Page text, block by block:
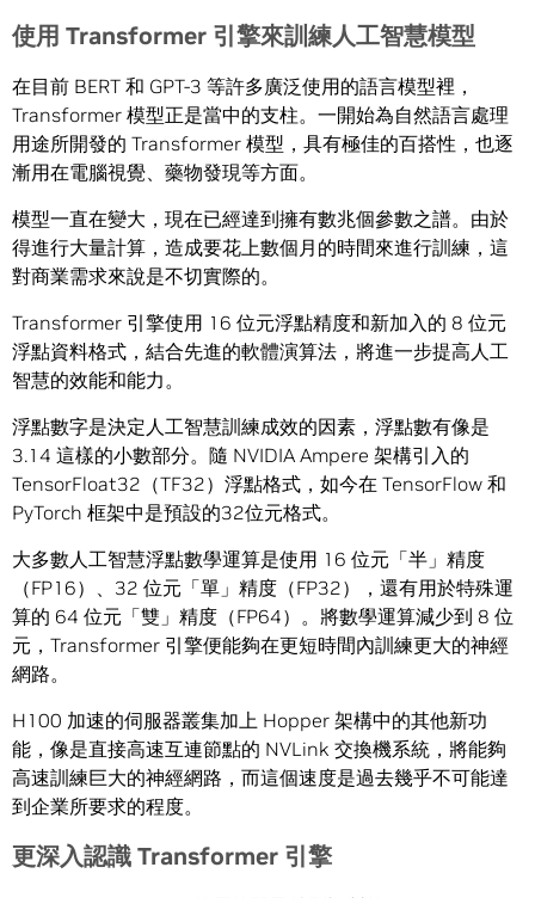
使用 Transformer 引擎來訓練人工智慧模型
在目前 BERT 和 GPT-3 等許多廣泛使用的語言模型裡，
Transformer 模型正是當中的支柱。一開始為自然語言處理
用途所開發的 Transformer 模型，具有極佳的百搭性，也逐
漸用在電腦視覺、藥物發現等方面。
模型一直在變大，現在已經達到擁有數兆個參數之譜。由於
得進行大量計算，造成要花上數個月的時間來進行訓練，這
對商業需求來說是不切實際的。
Transformer 引擎使用 16 位元浮點精度和新加入的 8 位元
浮點資料格式，結合先進的軟體演算法，將進一步提高人工
智慧的效能和能力。
浮點數字是決定人工智慧訓練成效的因素，浮點數有像是
3.14 這樣的小數部分。隨 NVIDIA Ampere 架構引入的
TensorFloat32（TF32）浮點格式，如今在 TensorFlow 和
PyTorch 框架中是預設的32位元格式。
大多數人工智慧浮點數學運算是使用 16 位元「半」精度
（FP16）、32 位元「單」精度（FP32），還有用於特殊運
算的 64 位元「雙」精度（FP64）。將數學運算減少到 8 位
元，Transformer 引擎便能夠在更短時間內訓練更大的神經
網路。
H100 加速的伺服器叢集加上 Hopper 架構中的其他新功
能，像是直接高速互連節點的 NVLink 交換機系統，將能夠
高速訓練巨大的神經網路，而這個速度是過去幾乎不可能達
到企業所要求的程度。
更深入認識 Transformer 引擎